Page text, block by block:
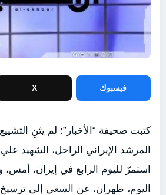
فيسبوك X
كتبت صحيفة “الأخبار”: لم يثنِ
المرشد الإيراني الراحل، الشهيد
استمرّ لليوم الرابع في إيران، أمس،
اليوم، طهران، عن السعي إلى